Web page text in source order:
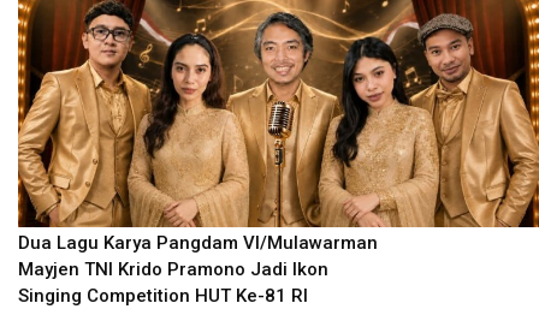
Dua Lagu Karya Pangdam VI/Mulawarman
Mayjen TNI Krido Pramono Jadi Ikon
Singing Competition HUT Ke-81 RI